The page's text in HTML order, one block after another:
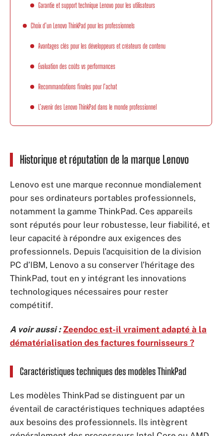
Garantie et support technique Lenovo pour les utilisateurs
Choix d’un Lenovo ThinkPad pour les professionnels
Avantages clés pour les développeurs et créateurs de contenu
Évaluation des coûts vs performances
Recommandations finales pour l’achat
L’avenir des Lenovo ThinkPad dans le monde professionnel
Historique et réputation de la marque Lenovo
Lenovo est une marque reconnue mondialement
pour ses ordinateurs portables professionnels,
notamment la gamme ThinkPad. Ces appareils
sont réputés pour leur robustesse, leur fiabilité, et
leur capacité à répondre aux exigences des
professionnels. Depuis l’acquisition de la division
PC d’IBM, Lenovo a su conserver l’héritage des
ThinkPad, tout en y intégrant les innovations
technologiques nécessaires pour rester
compétitif.
A voir aussi : Zeendoc est-il vraiment adapté à la
dématérialisation des factures fournisseurs ?
Caractéristiques techniques des modèles ThinkPad
Les modèles ThinkPad se distinguent par un
éventail de caractéristiques techniques adaptées
aux besoins des professionnels. Ils intègrent